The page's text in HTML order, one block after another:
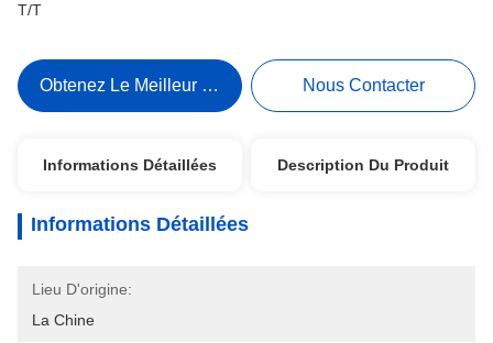
T/T
Obtenez Le Meilleur Prix Nous Contacter
Informations Détaillées Description Du Produit
Informations Détaillées
Lieu D'origine:
La Chine